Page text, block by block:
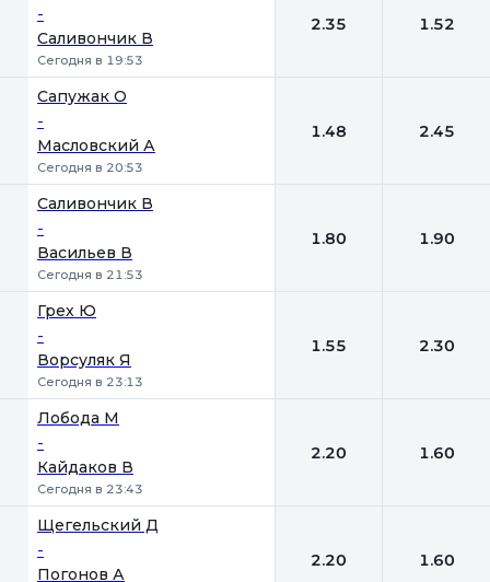
-
Саливончик В
Сегодня в 19:53
2.35 1.52
Сапужак О
-
Масловский А
Сегодня в 20:53
1.48 2.45
Саливончик В
-
Васильев В
Сегодня в 21:53
1.80 1.90
Грех Ю
-
Ворсуляк Я
Сегодня в 23:13
1.55 2.30
Лобода М
-
Кайдаков В
Сегодня в 23:43
2.20 1.60
Щегельский Д
-
Погонов А
2.20 1.60